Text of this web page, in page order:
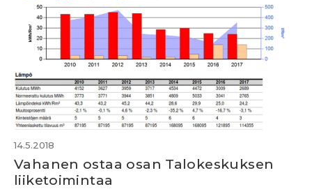
14.5.2018
Vahanen ostaa osan Talokeskuksen
liiketoimintaa